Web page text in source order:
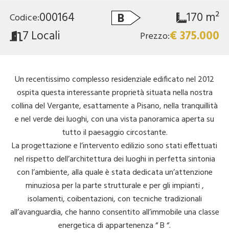
Codice:000164 B
170 m²
7 Locali
Prezzo:€ 375.000
Un recentissimo complesso residenziale edificato nel 2012
ospita questa interessante proprietà situata nella nostra
collina del Vergante, esattamente a Pisano, nella tranquillità
e nel verde dei luoghi, con una vista panoramica aperta su
tutto il paesaggio circostante.
La progettazione e l’intervento edilizio sono stati effettuati
nel rispetto dell’architettura dei luoghi in perfetta sintonia
con l’ambiente, alla quale è stata dedicata un’attenzione
minuziosa per la parte strutturale e per gli impianti ,
isolamenti, coibentazioni, con tecniche tradizionali
all’avanguardia, che hanno consentito all’immobile una classe
energetica di appartenenza “ B “.